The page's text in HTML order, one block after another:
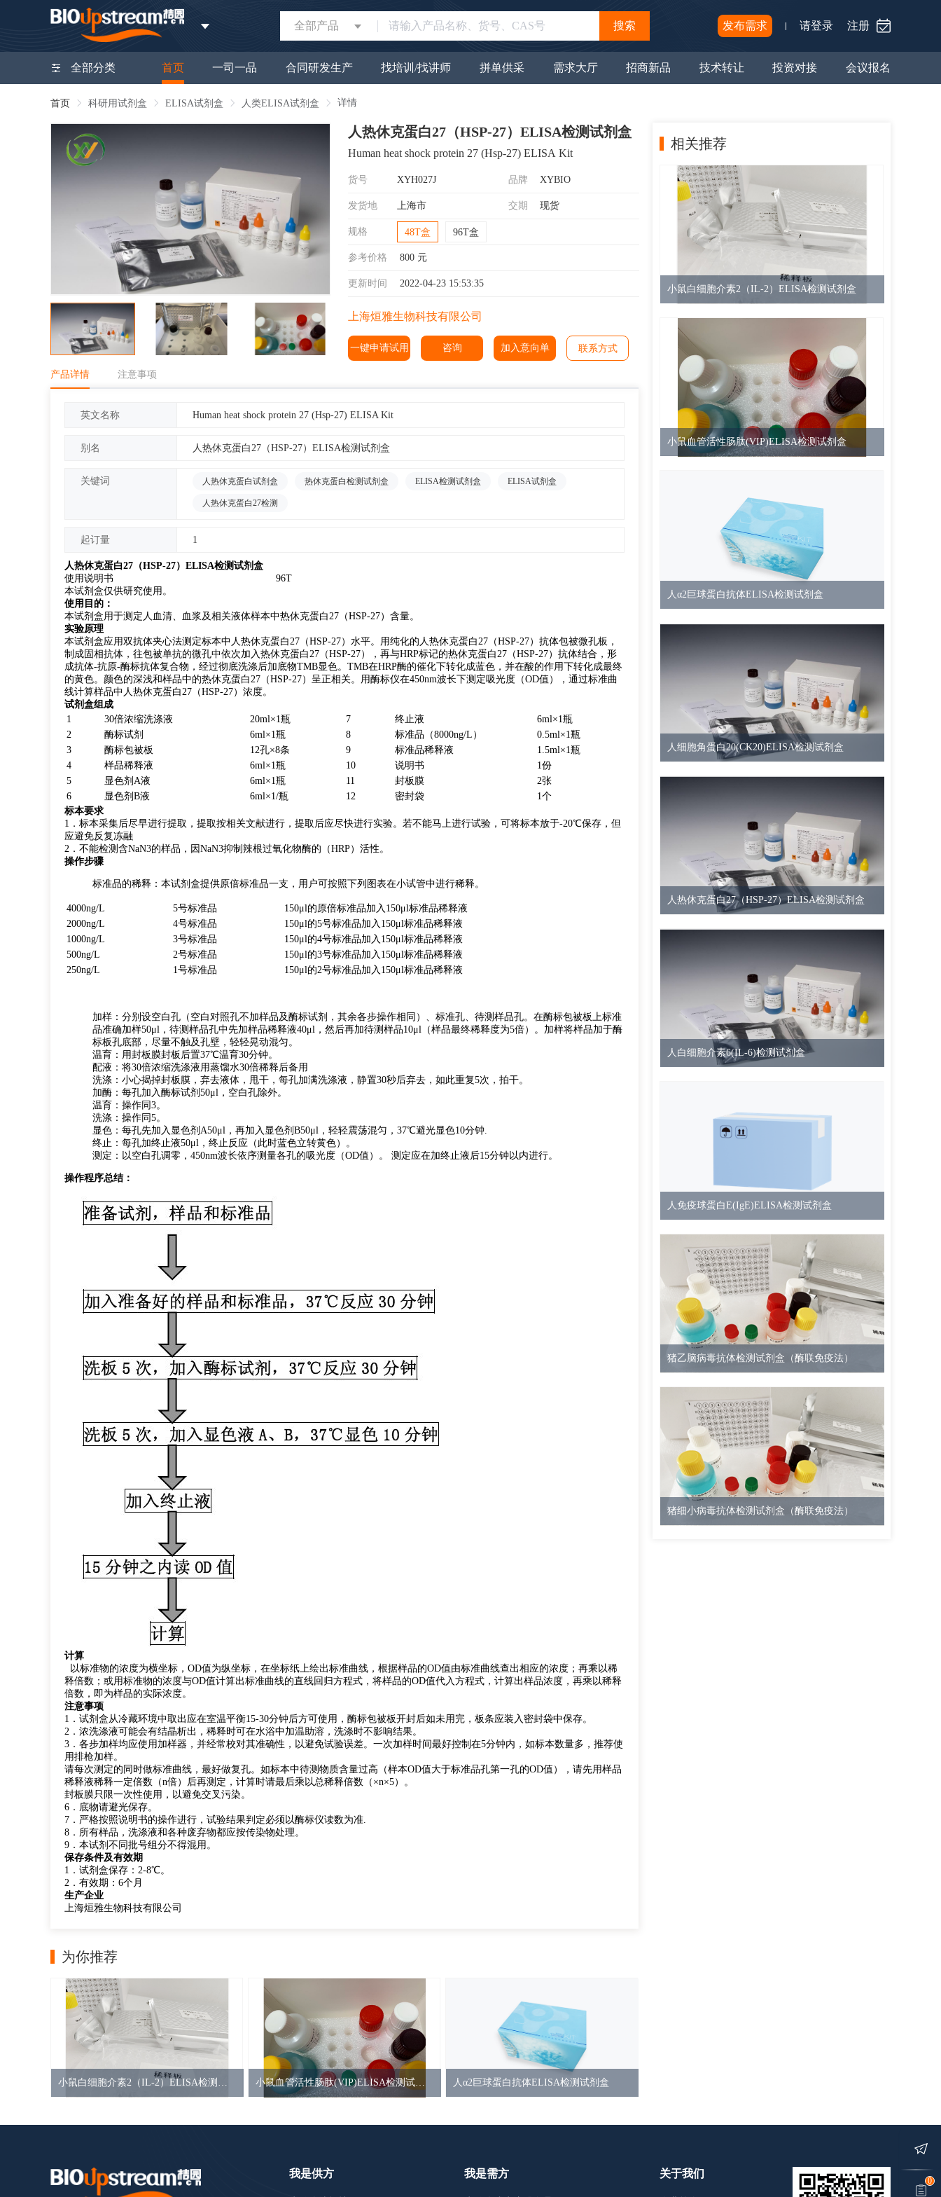
全部产品 搜索 发布需求 请登录 注册
全部分类 首页 一司一品 合同研发生产 找培训/找讲师 拼单供采 需求大厅 招商新品 技术转让 投资对接 会议报名
首页 科研用试剂盒 ELISA试剂盒 人类ELISA试剂盒 详情
人热休克蛋白27（HSP-27）ELISA检测试剂盒
Human heat shock protein 27 (Hsp-27) ELISA Kit
货号 XYH027J 品牌 XYBIO
发货地 上海市 交期 现货
规格 48T盒 96T盒
参考价格 800 元
更新时间 2022-04-23 15:53:35
上海烜雅生物科技有限公司
一键申请试用 咨询 加入意向单 联系方式
产品详情 注意事项
英文名称 Human heat shock protein 27 (Hsp-27) ELISA Kit
别名 人热休克蛋白27（HSP-27）ELISA检测试剂盒
关键词 人热休克蛋白试剂盒 热休克蛋白检测试剂盒 ELISA检测试剂盒 ELISA试剂盒
人热休克蛋白27检测
起订量 1
人热休克蛋白27（HSP-27）ELISA检测试剂盒
使用说明书 96T
本试剂盒仅供研究使用。
使用目的：
本试剂盒用于测定人血清、血浆及相关液体样本中热休克蛋白27（HSP-27）含量。
实验原理
本试剂盒应用双抗体夹心法测定标本中人热休克蛋白27（HSP-27）水平。用纯化的人热休克蛋白27（HSP-27）抗体包被微孔板，
制成固相抗体，往包被单抗的微孔中依次加入热休克蛋白27（HSP-27），再与HRP标记的热休克蛋白27（HSP-27）抗体结合，形
成抗体-抗原-酶标抗体复合物，经过彻底洗涤后加底物TMB显色。TMB在HRP酶的催化下转化成蓝色，并在酸的作用下转化成最终
的黄色。颜色的深浅和样品中的热休克蛋白27（HSP-27）呈正相关。用酶标仪在450nm波长下测定吸光度（OD值），通过标准曲
线计算样品中人热休克蛋白27（HSP-27）浓度。
试剂盒组成
1
30倍浓缩洗涤液 20ml×1瓶 7 终止液
6ml×1瓶
2
酶标试剂 6ml×1瓶 8 标准品（8000ng/L）
0.5ml×1瓶
3
酶标包被板 12孔×8条 9 标准品稀释液
1.5ml×1瓶
4
样品稀释液 6ml×1瓶 10 说明书
1份
5
显色剂A液 6ml×1瓶 11 封板膜
2张
6
显色剂B液 6ml×1/瓶 12 密封袋
1个
标本要求
1．标本采集后尽早进行提取，提取按相关文献进行，提取后应尽快进行实验。若不能马上进行试验，可将标本放于-20℃保存，但
应避免反复冻融
2．不能检测含NaN3的样品，因NaN3抑制辣根过氧化物酶的（HRP）活性。
操作步骤
标准品的稀释：本试剂盒提供原倍标准品一支，用户可按照下列图表在小试管中进行稀释。
4000ng/L 5号标准品
150μl的原倍标准品加入150μl标准品稀释液
2000ng/L
4号标准品
150μl的5号标准品加入150μl标准品稀释液
1000ng/L
3号标准品
150μl的4号标准品加入150μl标准品稀释液
500ng/L
2号标准品
150μl的3号标准品加入150μl标准品稀释液
250ng/L
1号标准品 150μl的2号标准品加入150μl标准品稀释液
加样：分别设空白孔（空白对照孔不加样品及酶标试剂，其余各步操作相同）、标准孔、待测样品孔。在酶标包被板上标准
品准确加样50μl，待测样品孔中先加样品稀释液40μl，然后再加待测样品10μl（样品最终稀释度为5倍）。加样将样品加于酶
标板孔底部，尽量不触及孔壁，轻轻晃动混匀。
温育：用封板膜封板后置37℃温育30分钟。
配液：将30倍浓缩洗涤液用蒸馏水30倍稀释后备用
洗涤：小心揭掉封板膜，弃去液体，甩干，每孔加满洗涤液，静置30秒后弃去，如此重复5次，拍干。
加酶：每孔加入酶标试剂50μl，空白孔除外。
温育：操作同3。
洗涤：操作同5。
显色：每孔先加入显色剂A50μl，再加入显色剂B50μl，轻轻震荡混匀，37℃避光显色10分钟.
终止：每孔加终止液50μl，终止反应（此时蓝色立转黄色）。
测定：以空白孔调零，450nm波长依序测量各孔的吸光度（OD值）。 测定应在加终止液后15分钟以内进行。
操作程序总结：
计算
以标准物的浓度为横坐标，OD值为纵坐标，在坐标纸上绘出标准曲线，根据样品的OD值由标准曲线查出相应的浓度；再乘以稀
释倍数；或用标准物的浓度与OD值计算出标准曲线的直线回归方程式，将样品的OD值代入方程式，计算出样品浓度，再乘以稀释
倍数，即为样品的实际浓度。
注意事项
1．试剂盒从冷藏环境中取出应在室温平衡15-30分钟后方可使用，酶标包被板开封后如未用完，板条应装入密封袋中保存。
2．浓洗涤液可能会有结晶析出，稀释时可在水浴中加温助溶，洗涤时不影响结果。
3．各步加样均应使用加样器，并经常校对其准确性，以避免试验误差。一次加样时间最好控制在5分钟内，如标本数量多，推荐使
用排枪加样。
请每次测定的同时做标准曲线，最好做复孔。如标本中待测物质含量过高（样本OD值大于标准品孔第一孔的OD值），请先用样品
稀释液稀释一定倍数（n倍）后再测定，计算时请最后乘以总稀释倍数（×n×5）。
封板膜只限一次性使用，以避免交叉污染。
6．底物请避光保存。
7．严格按照说明书的操作进行，试验结果判定必须以酶标仪读数为准.
8．所有样品，洗涤液和各种废弃物都应按传染物处理。
9．本试剂不同批号组分不得混用。
保存条件及有效期
1．试剂盒保存：2-8℃。
2．有效期：6个月
生产企业
上海烜雅生物科技有限公司
为你推荐
小鼠白细胞介素2（IL-2）ELISA检测试剂盒 小鼠血管活性肠肽(VIP)ELISA检测试剂盒 人α2巨球蛋白抗体ELISA检测试剂盒
相关推荐
小鼠白细胞介素2（IL-2）ELISA检测试剂盒
小鼠血管活性肠肽(VIP)ELISA检测试剂盒
人α2巨球蛋白抗体ELISA检测试剂盒
人细胞角蛋白20(CK20)ELISA检测试剂盒
人热休克蛋白27（HSP-27）ELISA检测试剂盒
人白细胞介素6(IL-6)检测试剂盒
人免疫球蛋白E(IgE)ELISA检测试剂盒
猪乙脑病毒抗体检测试剂盒（酶联免疫法）
猪细小病毒抗体检测试剂盒（酶联免疫法）
我是供方 我是需方 关于我们
0